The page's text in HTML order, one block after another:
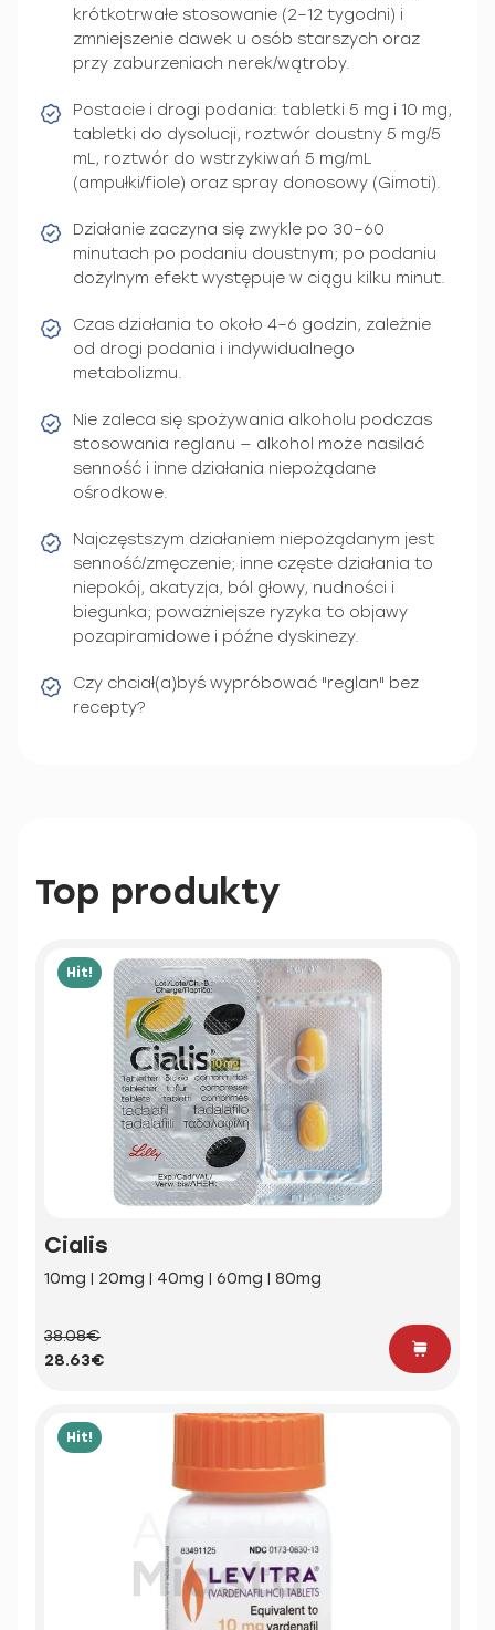
krótkotrwałe stosowanie (2–12 tygodni) i
zmniejszenie dawek u osób starszych oraz
przy zaburzeniach nerek/wątroby.
Postacie i drogi podania: tabletki 5 mg i 10 mg,
tabletki do dysolucji, roztwór doustny 5 mg/5
mL, roztwór do wstrzykiwań 5 mg/mL
(ampułki/fiole) oraz spray donosowy (Gimoti).
Działanie zaczyna się zwykle po 30–60
minutach po podaniu doustnym; po podaniu
dożylnym efekt występuje w ciągu kilku minut.
Czas działania to około 4–6 godzin, zależnie
od drogi podania i indywidualnego
metabolizmu.
Nie zaleca się spożywania alkoholu podczas
stosowania reglanu — alkohol może nasilać
senność i inne działania niepożądane
ośrodkowe.
Najczęstszym działaniem niepożądanym jest
senność/zmęczenie; inne częste działania to
niepokój, akatyzja, ból głowy, nudności i
biegunka; poważniejsze ryzyka to objawy
pozapiramidowe i późne dyskinezy.
Czy chciał(a)byś wypróbować "reglan" bez
recepty?
Top produkty
Hit!
Cialis
10mg | 20mg | 40mg | 60mg | 80mg
38.08€
28.63€
Hit!